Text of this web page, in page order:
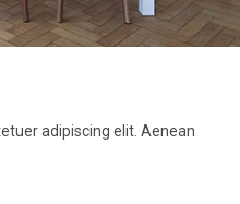
adipiscing elit. Aenean